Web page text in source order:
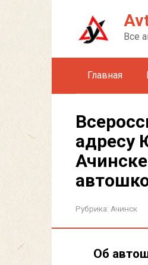
Все
Главная
адресу
Рубрика: Ачинск
Об